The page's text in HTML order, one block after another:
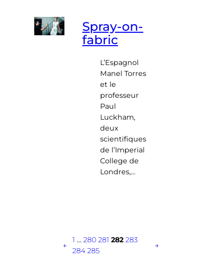
Spray-on-
fabric
L’Espagnol
Manel Torres
et le
professeur
Paul
Luckham,
deux
scientifiques
de l’Imperial
College de
Londres,…
←
1 … 280 281 282 283
284 285
→